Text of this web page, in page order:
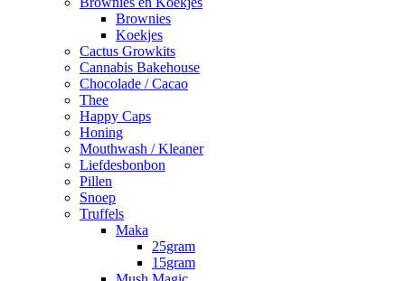
Brownies
Koekjes
Cactus Growkits
Cannabis Bakehouse
Chocolade / Cacao
Thee
Happy Caps
Honing
Mouthwash / Kleaner
Liefdesbonbon
Pillen
Snoep
Truffels
Maka
25gram
15gram